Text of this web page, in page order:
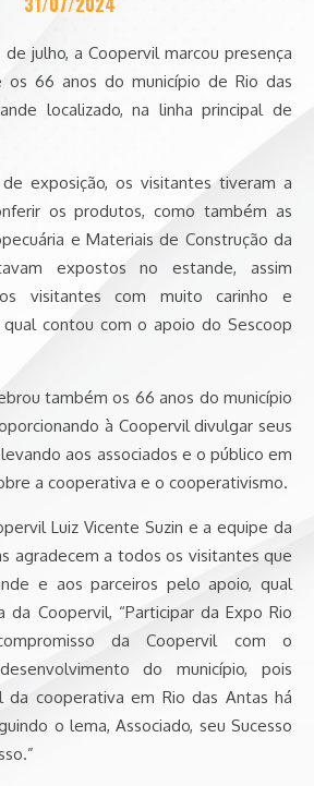
julho, a Coopervil marcou presença
os 66 anos do município de Rio das
localizado, na linha principal de
exposição, os visitantes tiveram a
os produtos, como também as
e Materiais de Construção da
expostos no estande, assim
visitantes com muito carinho e
qual contou com o apoio do Sescoop
também os 66 anos do município
à Coopervil divulgar seus
aos associados e o público em
a cooperativa e o cooperativismo.
Luiz Vicente Suzin e a equipe da
agradecem a todos os visitantes que
e aos parceiros pelo apoio, qual
da Coopervil, “Participar da Expo Rio
da Coopervil com o
do município, pois
cooperativa em Rio das Antas há
o lema, Associado, seu Sucesso